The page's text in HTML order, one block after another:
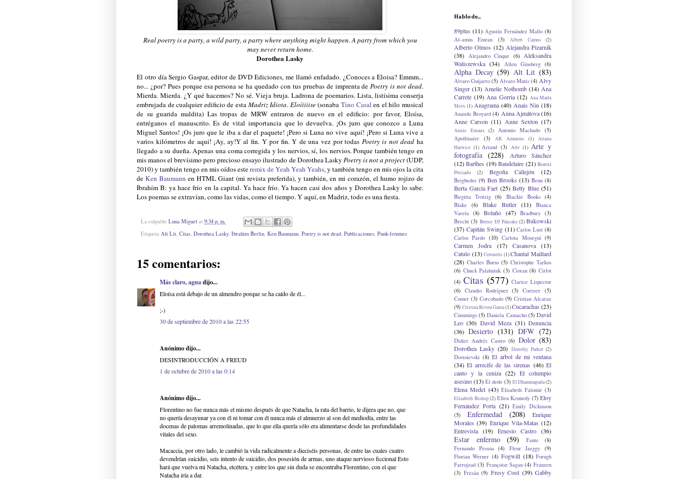
Real poetry is a party, a wild party, a party where anything might happen. A party from which you
may never return home.
Dorothea Lasky
El otro día Sergio Gaspar, editor de DVD Ediciones, me llamó enfadado. ¿Conoces a Eloisa? Emmm...
no... ¿por? Pues porque esa persona se ha quedado con tus pruebas de imprenta dePoetry is not dead.
Mierda. Mierda. ¿Y qué hacemos? No sé. Vieja bruja. Ladrona de poemarios. Lista, listísima conserja
embrujada de cualquier edificio de esta Madriz Idiota. Eloíiiiise(sonabaTino Casal en el hilo musical
de su guarida maldita) Las tropas de MRW entraron de nuevo en el edificio: por favor, Eloísa,
entréganos el manuscrito. Es de vital importancia que lo devuelva. ¡Os juro que conozco a Luna
Miguel Santos! ¡Os juro que le iba a dar el paquete! ¡Pero si Luna no vive aquí! ¡Pero si Luna vive a
varios kilómetros de aquí! ¡Ay, ay!Y al fin. Y por fin. Y de una vez por todas Poetry is not dead ha
llegado a su dueña. Apenas una coma corregida y los nervios, sí, los nervios. Porque también tengo en
mis manos el brevísimo pero precioso ensayo ilustrado de Dorothea Lasky Poetry is not a project(UDP,
2010) y también tengo en mis oídos esteremix de Yeah Yeah Yeahs, y también tengo en mis ojos la cita
de Ken Baumann en HTML Giant (mi revista preferida), y también, en mi corazón, el humo rojizo de
Ibrahím B: ya hace frío en la capital. Ya hace frío. Ya hacen casi dos años y Dorothea Lasky lo sabe.
Los poemas se extravían, como las vidas, como el tiempo. Y aquí, en Madriz, todo es una fiesta.
La culpable Luna Miguel at 9:34 p. m.
Etiqueta Alt Lit, Citas, Dorothea Lasky, Ibrahim Berlin, Ken Baumann, Poetry is not dead, Publicaciones, Punk-femmes
15 comentarios:
Más claro, aguadijo...
Eloísa está debajo de un almendro porque se ha caído de él...
;-)
30 de septiembre de 2010 a las 22:55
Anónimo dijo...
DESINTRODUCCIÓN A FREUD
1 de octubre de 2010 a las 0:14
Anónimo dijo...
Florentino no fue nunca más el mismo después de que Natacha, la rata del barrio, le dijera que no, que
no quería desayunar ya con él ni tomar con él nunca más el almuerzo al son del mediodía, entre las
docenas de palomas arremolinadas, que lo que ella quería sólo era alimentarse desde las profundidades
vitales del sexo.
Macaccia, por otro lado, le cambió la vida radicalmente a dieciséis personas, de entre las cuales cuatro
devendrían suicidio, seis intento de suicidio, dos posesión de armas, uno ataque nervioso ficcional Esto
hará que vuelva mi Natacha, etcétera, y entre los que sin duda se encontraba Florentino, con el que
Natacha iría a dar.
Hablo de...
89plus (11) Agustín Fernández Mallo (8)
Al-amin Emran
(3) Albert Camus (2)
Alberto Olmos (12) Alejandra Pizarnik
(38)
Alejandro Cinque (6)
Aleksandra
Waliszewska (34) Allen Ginsberg (6)
Alpha Decay (59) Alt Lit (83)
Alvaro Guijarro (5) Alvaro Mutis (4) Alvy
Singer (13) Amelie Nothomb (14) Ana
Carrete (19) Ana Gorria (12) Ana María
Moix (1) Anagrama (40) Anais Nin (18)
Anatole Broyard (4) Anna Ajmátova (16)
Anne Carson (11) Anne Sexton (17)
Annie Ernaux (2) Antonio Machado
(5)
Apollinaire
(3) AR Ammons (1)
Ariana
Harwicz (1) Artaud (3) Arte (1) Arte y
fotografía (228)
Arturo Sánchez
(12) Barthes (19) Baudelaire (21) Beatriz
Preciado
(2) Begoña Callejón (12)
Beigbeder (9) Ben Brooks (13) Benn (8)
Berta García Faet (25) Betty Blue (51)
Birgitta Trotzig (6) Blackie Books (4)
Blake
(6) Blake Butler (11)
Blanca
Varela
(8) Bolaño (47) Bradbury (3)
Brecht (3) Breece DJ Pancake (2) Bukowski
(37) Capitán Swing (11) Carlos Lust (8)
Carlos Pardo (10) Carlota Moseguí (9)
Carmen Jodra (17) Casanova
(13)
Catulo (13) Ceronetti (1) Chantal Maillard
(28) Charles Burns (5) Christophe Tarkos
(6) Chuck Palahniuk (3) Cioran (8) Cirlot
(4) Citas (577) Clarice Lispector
(6)
Claudio Rodríguez (3) Coetzee (5)
Comer (3) Corcobado (9) Cristian Alcaraz
(9) Cristina Rivera Garza(1)Cucarachas (23)
Cummings (5) Daniela Camacho (5) David
Leo (30) David Meza (31) Denuncia
(36) Desierto (131) DFW (72)
Didier Andrés Castro (6) Dolor (83)
Dorothea Lasky (20) Dorothy Parker (2)
Dostoievski (8) El arbol de mi ventana
(34) El arrecife de las sirenas (46) El
canto y la ceniza (22) El columpio
asesino(13) El dedo (3) El Dhammapada(2)
Elena Medel (43) Elisabeth Falomir (3)
Elizabeth Bishop(2) Ellen Kennedy (7) Eloy
Fernández Porta (21) Emily Dickinson
(5)
Enfermedad (208)
Enrique
Morales (39) Enrique Vila-Matas (12)
Entrevista (19) Ernesto Castro (36)
Estar enfermo (59) Fante
(8)
Fernando Pessoa
(4) Fleur Jaeggy
(9)
Florian Werner (4) Fogwill (18) Forugh
Farrojzad (3) Françoise Sagan (4) Franzen
(3) Fresán (9) Fresy Cool (39) Gabby